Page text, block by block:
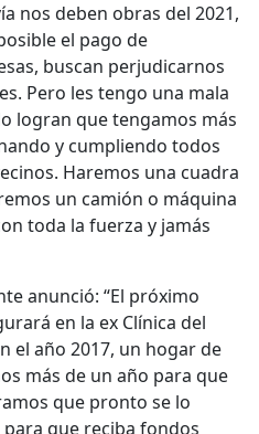
nos deben obras del 2021,
el pago de
buscan perjudicarnos
Pero les tengo una mala
logran que tengamos más
y cumpliendo todos
Haremos una cuadra
un camión o máquina
toda la fuerza y jamás
anunció: “El próximo
en la ex Clínica del
el año 2017, un hogar de
más de un año para que
que pronto se lo
que reciba fondos